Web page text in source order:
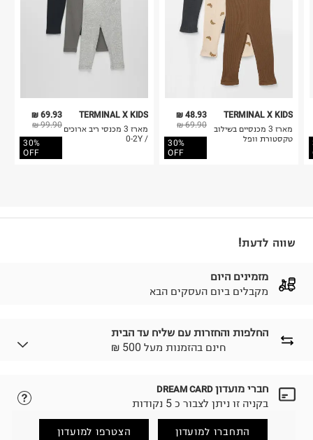
69.93 ₪
99.90 ₪
30%
OFF
TERMINAL X KIDS
מארז 3 מכנסי ריב ארוכים
/ 0-2Y
48.93 ₪
69.90 ₪
30%
OFF
TERMINAL X KIDS
מארז 3 מכנסיים בשילוב
טקסטורת וופל
שווה לדעת!
מזמינים היום
מקבלים ביום העסקים הבא
החלפות והחזרות עם שליח עד הבית
₪ חינם בהזמנות מעל 500
לבחירת בשיטת המשלוח המתאימה לכם,
הזמנתם והתחרטתם?
חברי מועדון DREAM CARD
בקניה זו ניתן לצבור כ 5 נקודות
התחברו למועדון הצטרפו למועדון